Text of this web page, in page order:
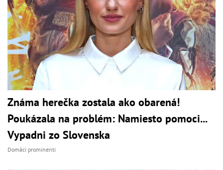
Známa herečka zostala ako obarená!
Poukázala na problém: Namiesto pomoci...
Vypadni zo Slovenska
Domáci prominenti